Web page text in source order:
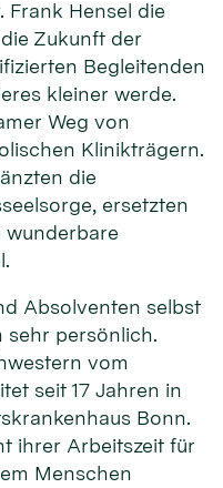
Frank Hensel die
Zukunft der
Begleitenden
kleiner werde.
Weg von
Klinikträgern.
die
ersetzten
wunderbare
Absolventen selbst
sehr persönlich.
vom
seit 17 Jahren in
Bonn.
ihrer Arbeitszeit für
Menschen